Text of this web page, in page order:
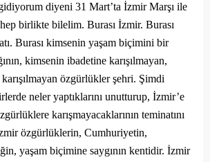
diyeni 31 Mart’ta İzmir Marşı ile
birlikte bilelim. Burası İzmir. Burası
Burası kimsenin yaşam biçimini bir
kimsenin ibadetine karışılmayan,
özgürlükler şehri. Şimdi
neler yaptıklarını unutturup, İzmir’e
karışmayacaklarının teminatını
özgürlüklerin, Cumhuriyetin,
yaşam biçimine saygının kentidir. İzmir